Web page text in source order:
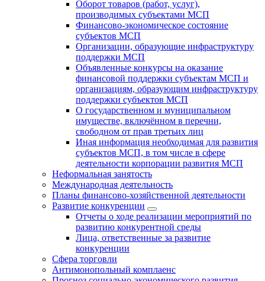
Оборот товаров (работ, услуг),
производимых субъектами МСП
Финансово-экономическое состояние
субъектов МСП
Организации, образующие инфраструктуру
поддержки МСП
Объявленные конкурсы на оказание
финансовой поддержки субъектам МСП и
организациям, образующим инфраструктуру
поддержки субъектов МСП
О государственном и муниципальном
имуществе, включённом в перечни,
свободном от прав третьих лиц
Иная информация необходимая для развития
субъектов МСП, в том числе в сфере
деятельности корпорации развития МСП
Неформальная занятость
Международная деятельность
Планы финансово-хозяйственной деятельности
Развитие конкуренции
Отчеты о ходе реализации мероприятий по
развитию конкурентной среды
Лица, ответственные за развитие
конкуренции
Сфера торговли
Антимонопольный комплаенс